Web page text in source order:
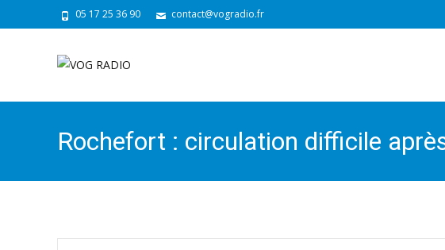
05 17 25 36 90 contact@vogradio.fr
Rochefort : circulation difficile